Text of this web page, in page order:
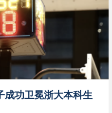
成功卫冕浙大本科生